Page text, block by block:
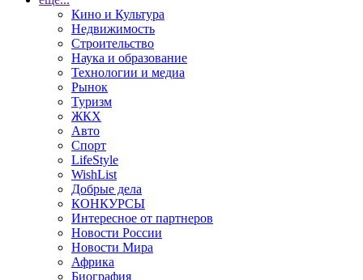
Кино и Культура
Недвижимость
Строительство
Наука и образование
Технологии и медиа
Рынок
Туризм
ЖКХ
Авто
Спорт
LifeStyle
WishList
Добрые дела
КОНКУРСЫ
Интересное от партнеров
Новости России
Новости Мира
Африка
Биография